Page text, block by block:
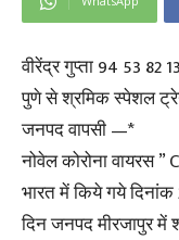
वीरेंद्र गुप्ता 94 53 82
पुणे से श्रमिक स्पेशल
जनपद वापसी —*
नोवेल कोरोना वायरस
भारत में किये गये
दिन जनपद मीरजापुर